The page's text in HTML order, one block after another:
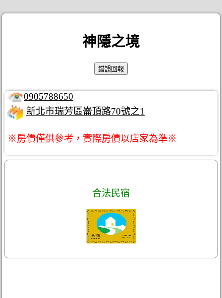
神隱之境
0905788650
新北市瑞芳區崙頂路70號之1
※房價僅供參考，實際房價以店家為準※
合法民宿